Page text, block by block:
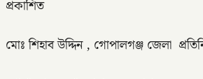
প্রকাশিত
মোঃ শিহাব উদ্দিন , গোপালগঞ্জ জেলা